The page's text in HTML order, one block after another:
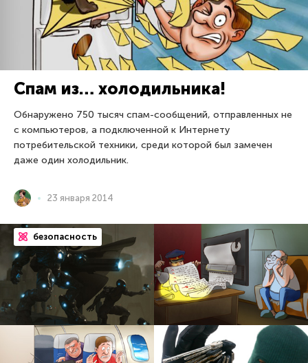
Спам из… холодильника!
Обнаружено 750 тысяч спам-сообщений, отправленных не
с компьютеров, а подключенной к Интернету
потребительской техники, среди которой был замечен
даже один холодильник.
23 января 2014
безопасность